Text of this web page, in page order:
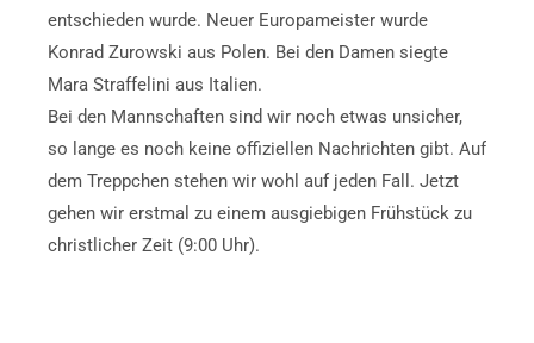
entschieden wurde. Neuer Europameister wurde
Konrad Zurowski aus Polen. Bei den Damen siegte
Mara Straffelini aus Italien.
Bei den Mannschaften sind wir noch etwas unsicher,
so lange es noch keine offiziellen Nachrichten gibt. Auf
dem Treppchen stehen wir wohl auf jeden Fall. Jetzt
gehen wir erstmal zu einem ausgiebigen Frühstück zu
christlicher Zeit (9:00 Uhr).